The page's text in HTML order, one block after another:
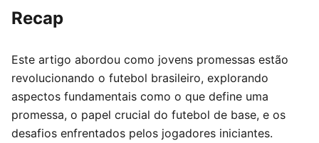
Recap
Este artigo abordou como jovens promessas estão
revolucionando o futebol brasileiro, explorando
aspectos fundamentais como o que define uma
promessa, o papel crucial do futebol de base, e os
desafios enfrentados pelos jogadores iniciantes.